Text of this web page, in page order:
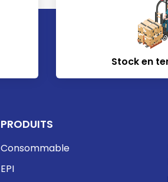
Stock en
PRODUITS
Consommable
EPI